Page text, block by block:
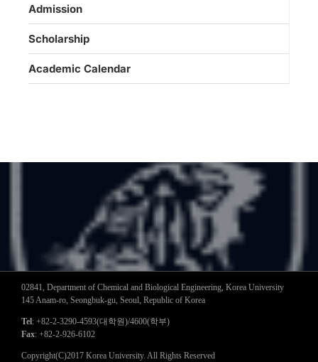
Admission
Scholarship
Academic Calendar
02841, Department of Chemical and Biological Engineering, Korea University
145 Anam-ro, Seongbuk-gu, Seoul, Republic of Korea
Tel: +82-2-3290-4593(대학원)/4600(학부)
Fax: +82-2-926-6102
Copyright(C)2017 Korea University. All Rights Reserved